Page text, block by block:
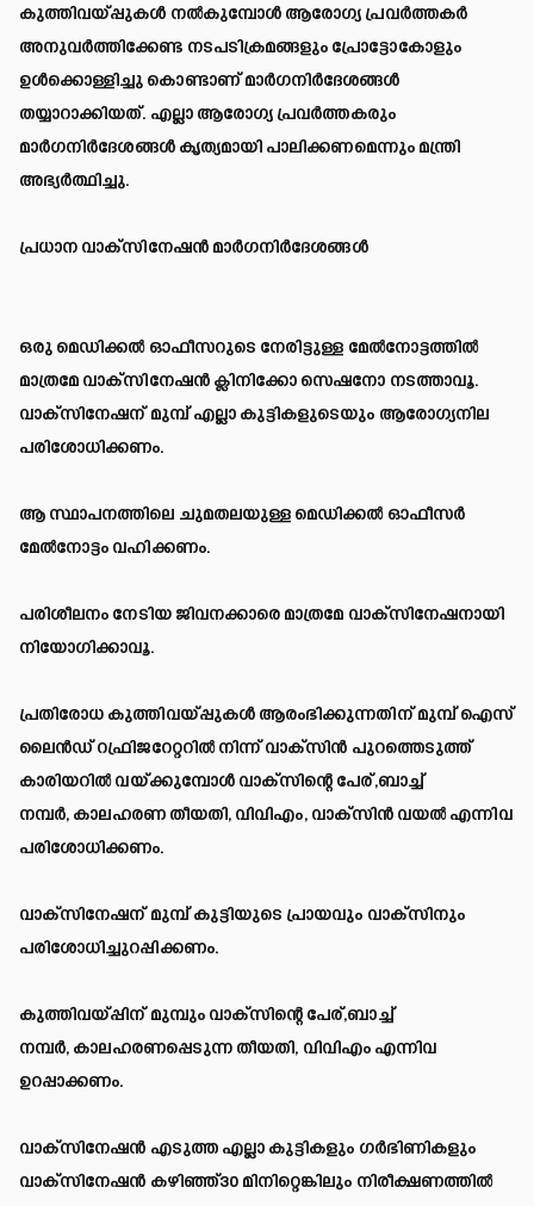
കുത്തിവയ്പ്പുകൾ നൽകുമ്പോൾ ആരോഗ്യ പ്രവർത്തകർ
അനുവർത്തിക്കേണ്ട നടപടിക്രമങ്ങളും പ്രോട്ടോകോളും
ഉൾക്കൊള്ളിച്ചു കൊണ്ടാണ് മാർഗനിർദേശങ്ങൾ
തയ്യാറാക്കിയത്. എല്ലാ ആരോഗ്യ പ്രവർത്തകരും
മാർഗനിർദേശങ്ങൾ കൃത്യമായി പാലിക്കണമെന്നും മന്ത്രി
അഭ്യർത്ഥിച്ചു.
പ്രധാന വാക്സിനേഷൻ മാർഗനിർദേശങ്ങൾ
ഒരു മെഡിക്കൽ ഓഫീസറുടെ നേരിട്ടുള്ള മേൽനോട്ടത്തിൽ
മാത്രമേ വാക്സിനേഷൻ ക്ലിനിക്കോ സെഷനോ നടത്താവൂ.
വാക്സിനേഷന് മുമ്പ് എല്ലാ കുട്ടികളുടെയും ആരോഗ്യനില
പരിശോധിക്കണം.
ആ സ്ഥാപനത്തിലെ ചുമതലയുള്ള മെഡിക്കൽ ഓഫീസർ
മേൽനോട്ടം വഹിക്കണം.
പരിശീലനം നേടിയ ജിവനക്കാരെ മാത്രമേ വാക്സിനേഷനായി
നിയോഗിക്കാവൂ.
പ്രതിരോധ കുത്തിവയ്പ്പുകൾ ആരംഭിക്കുന്നതിന് മുമ്പ് ഐസ്
ലൈൻഡ് റഫ്രിജറേറ്ററിൽ നിന്ന് വാക്സിൻ പുറത്തെടുത്ത്
കാരിയറിൽ വയ്ക്കുമ്പോൾ വാക്‌സിന്റെ പേര്,ബാച്ച്
നമ്പർ, കാലഹരണ തീയതി, വിവിഎം, വാക്സിൻ വയൽ എന്നിവ
പരിശോധിക്കണം.
വാക്സിനേഷന് മുമ്പ് കുട്ടിയുടെ പ്രായവും വാക്സിനും
പരിശോധിച്ചുറപ്പിക്കണം.
കുത്തിവയ്പ്പിന് മുമ്പും വാക്‌സിന്റെ പേര്,ബാച്ച്
നമ്പർ, കാലഹരണപ്പെടുന്ന തീയതി, വിവിഎം എന്നിവ
ഉറപ്പാക്കണം.
വാക്സിനേഷൻ എടുത്ത എല്ലാ കുട്ടികളും ഗർഭിണികളും
വാക്സിനേഷൻ കഴിഞ്ഞ്30 മിനിറ്റെങ്കിലും നിരീക്ഷണത്തിൽ